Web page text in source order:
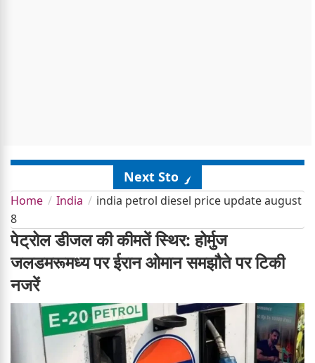
Next Story
Home India
india petrol diesel price update august
8
पेट्रोल डीजल की कीमतें स्थिर: होर्मुज
जलडमरूमध्य पर ईरान ओमान समझौते पर टिकी
नजरें